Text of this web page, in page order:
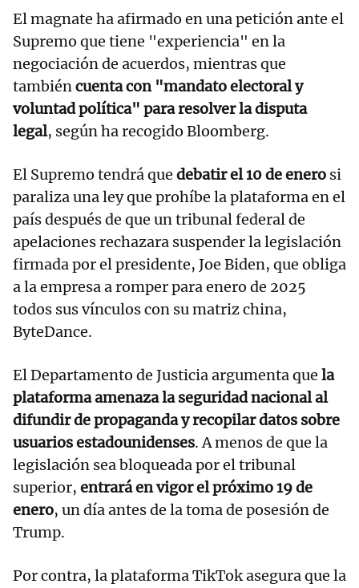
El magnate ha afirmado en una petición ante el
Supremo que tiene "experiencia" en la
negociación de acuerdos, mientras que
tambiéncuenta con "mandato electoral y
voluntad política" para resolver la disputa
legal, según ha recogido Bloomberg.
El Supremo tendrá que debatir el 10 de enero si
paraliza una ley que prohíbe la plataforma en el
país después de que un tribunal federal de
apelaciones rechazara suspender la legislación
firmada por el presidente, Joe Biden, que obliga
a la empresa a romper para enero de 2025
todos sus vínculos con su matriz china,
ByteDance.
El Departamento de Justicia argumenta que la
plataforma amenaza la seguridad nacional al
difundir de propaganda y recopilar datos sobre
usuarios estadounidenses. A menos de que la
legislación sea bloqueada por el tribunal
superior, entrará en vigor el próximo 19 de
enero, un día antes de la toma de posesión de
Trump.
Por contra, la plataforma TikTok asegura que la